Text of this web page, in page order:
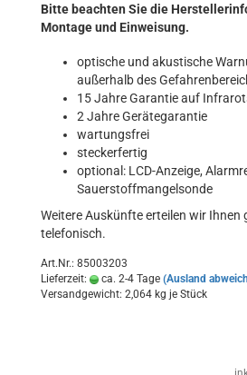
Bitte beachten Sie die
Montage und Einweisung.
optische und akustische
außerhalb des
15 Jahre Garantie auf
2 Jahre Gerätegarantie
wartungsfrei
steckerfertig
optional: LCD-Anzeige,
Sauerstoffmangelsonde
Weitere Auskünfte erteilen wir Ihnen
telefonisch.
Art.Nr.: 85003203
Lieferzeit:
ca. 2-4 Tage (Ausland
Versandgewicht: 2,064 kg je Stück